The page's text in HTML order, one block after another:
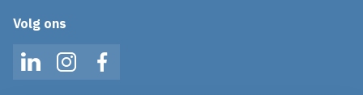
Volg ons
LinkedInInstagramFacebook